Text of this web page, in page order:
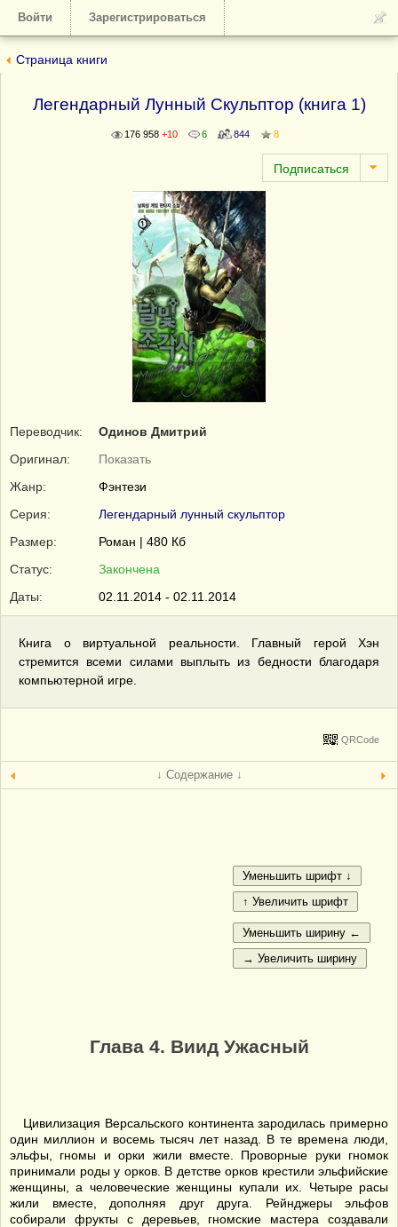
Войти Зарегистрироваться
Страница книги
Легендарный Лунный Скульптор (книга 1)
176 958 +10 6 844 8
Переводчик:
Одинов Дмитрий
Оригинал:
Показать
Жанр:
Фэнтези
Серия:
Легендарный лунный скульптор
Размер:
Роман | 480 Кб
Статус:
Закончена
Даты:
02.11.2014 - 02.11.2014
Книга о виртуальной реальности. Главный герой Хэн
стремится всеми силами выплыть из бедности благодаря
компьютерной игре.
QRCode
↓ Содержание ↓
Глава 4. Виид Ужасный
Цивилизация Версальского континента зародилась примерно
один миллион и восемь тысяч лет назад. В те времена люди,
эльфы, гномы и орки жили вместе. Проворные руки гномок
принимали роды у орков. В детстве орков крестили эльфийские
женщины, а человеческие женщины купали их. Четыре расы
жили вместе, дополняя друг друга. Рейнджеры эльфов
собирали фрукты с деревьев, гномские мастера создавали